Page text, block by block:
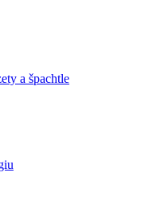
a špachtle